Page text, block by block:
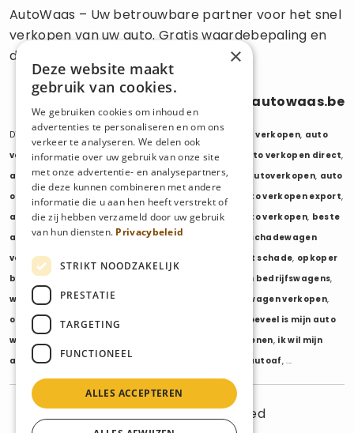
AutoWaas – Uw betrouwbare partner voor het snel
verkopen van uw auto. Gratis waardebepaling en
directe uitbetaling.
info@autowaas.be
Diensten: auto verkopen auto export verkopen, auto
verkopen export,auto verkopen zonder keuring auto verkopen direct,
auto tweedehands verkopen,mijn auto verkopen autoverkopen, auto
opkopers
opkoper auto , export auto verkopen auto verkopen export,
auto opkoper export,opkopen van auto's,oude auto verkopen, beste
auto opkoper,wij kopen auto's,wij kopen uw auto
schadewagen
verkopen
opkoper auto met schade, opkoper
bedrijfswagens
verkopen bedrijfswagens,
wagenpark verkopen, bestelwagen verkopen,
opkoper bestelwagens
hoeveel is mijn auto
waard
waarde auto berekenen, ik wil mijn
auto verkopen,ik wil van mijn auto af ikwilvanmijnautoaf, ...
© 2025 AutoWaas - All rights reserved
×
Deze website maakt
gebruik van cookies.
We gebruiken cookies om inhoud en
advertenties te personaliseren en om ons
verkeer te analyseren. We delen ook
informatie over uw gebruik van onze site
met onze advertentie- en analysepartners,
die deze kunnen combineren met andere
informatie die u aan hen heeft verstrekt of
die zij hebben verzameld door uw gebruik
van hun diensten. Privacybeleid
STRIKT NOODZAKELIJK
PRESTATIE
TARGETING
FUNCTIONEEL
ALLES ACCEPTEREN